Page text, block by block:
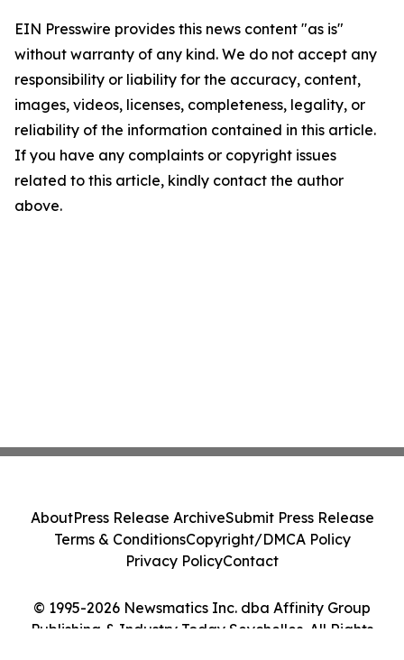
EIN Presswire provides this news content "as is"
without warranty of any kind. We do not accept any
responsibility or liability for the accuracy, content,
images, videos, licenses, completeness, legality, or
reliability of the information contained in this article.
If you have any complaints or copyright issues
related to this article, kindly contact the author
above.
© 1995-2026 Newsmatics Inc. dba Affinity Group
Publishing & Industry Today Seychelles. All Rights
AboutPress Release ArchiveSubmit Press Release
Terms & ConditionsCopyright/DMCA Policy
Privacy PolicyContact